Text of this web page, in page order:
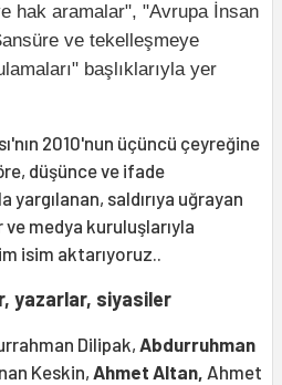
hak aramalar", "Avrupa İnsan
ve tekelleşmeye
başlıklarıyla yer
2010'nun üçüncü çeyreğine
düşünce ve ifade
saldırıya uğrayan
medya kuruluşlarıyla
isim aktarıyoruz..
yazarlar, siyasiler
Dilipak, Abdurruhman
Keskin, Ahmet Altan, Ahmet